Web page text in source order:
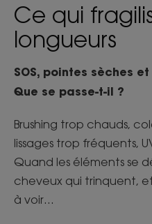
Ce qui
longueurs
SOS, pointes sèches
Que se passe-t-il ?
Brushing trop chauds,
lissages trop fréquents,
Quand les éléments se
cheveux qui trinquent,
à voir…